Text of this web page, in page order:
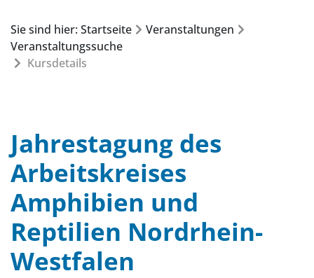
Sie sind hier: Startseite
Veranstaltungen
Veranstaltungssuche
Kursdetails
Jahrestagung des
Arbeitskreises
Amphibien und
Reptilien Nordrhein-
Westfalen